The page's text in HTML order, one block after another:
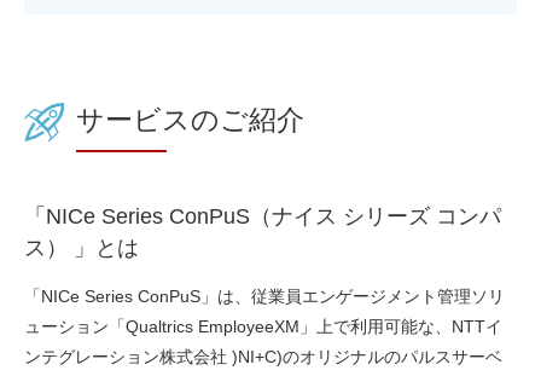
サービスのご紹介
「NICe Series ConPuS（ナイス シリーズ コンパ
ス） 」とは
「NICe Series ConPuS」は、 従業員エンゲージメント管理ソリ
ューション「Qualtrics EmployeeXM」上で利用可能な、NTTイ
ンテグレーション株式会社 )NI+C)のオリジナルのパルスサーベ